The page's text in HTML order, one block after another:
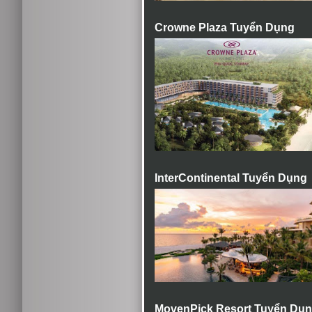
Crowne Plaza Tuyển Dụng
InterContinental Tuyển Dụng
MovenPick Resort Tuyển